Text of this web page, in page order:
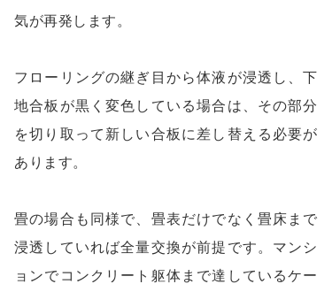
気が再発します。
フローリングの継ぎ目から体液が浸透し、下
地合板が黒く変色している場合は、その部分
を切り取って新しい合板に差し替える必要が
あります。
畳の場合も同様で、畳表だけでなく畳床まで
浸透していれば全量交換が前提です。マンシ
ョンでコンクリート躯体まで達しているケー